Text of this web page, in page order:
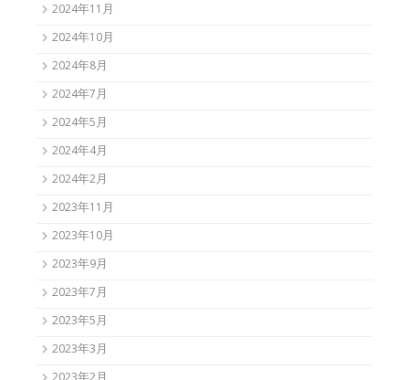
2024年11月
2024年10月
2024年8月
2024年7月
2024年5月
2024年4月
2024年2月
2023年11月
2023年10月
2023年9月
2023年7月
2023年5月
2023年3月